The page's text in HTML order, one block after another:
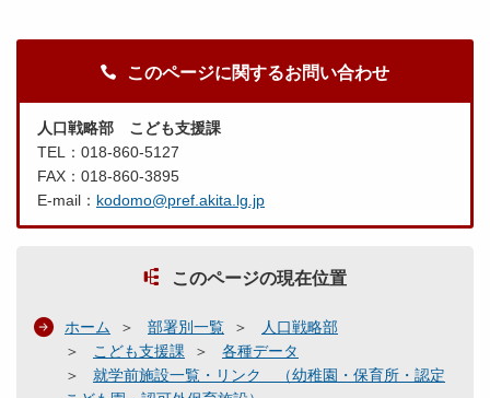
このページに関するお問い合わせ
人口戦略部 こども支援課
TEL：018-860-5127
FAX：018-860-3895
E-mail： kodomo@pref.akita.lg.jp
このページの現在位置
ホーム 部署別一覧
人口戦略部
こども支援課
各種データ
就学前施設一覧・リンク （幼稚園・保育所・認定